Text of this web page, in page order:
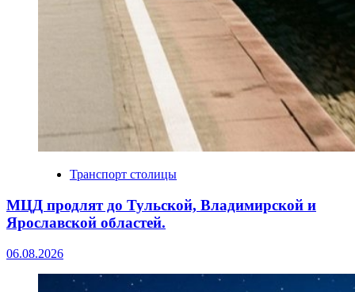
Транспорт столицы
МЦД продлят до Тульской, Владимирской и
Ярославской областей.
06.08.2026